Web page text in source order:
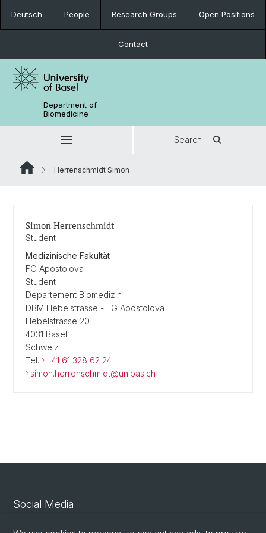
Deutsch People Research Groups Open Positions
Contact
Department of
Biomedicine
Search
Herrenschmidt Simon
Simon Herrenschmidt
Student
Medizinische Fakultät
FG Apostolova
Student
Departement Biomedizin
DBM Hebelstrasse - FG Apostolova
Hebelstrasse 20
4031 Basel
Schweiz
Tel.
+41 61 328 62 24
simon.herrenschmidt@unibas.ch
Social Media
Linkedin